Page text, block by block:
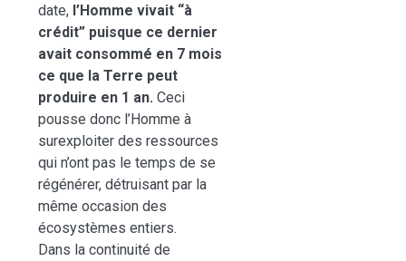
date, l’Homme vivait “à
crédit” puisque ce dernier
avait consommé en 7 mois
ce que la Terre peut
produire en 1 an. Ceci
pousse donc l’Homme à
surexploiter des ressources
qui n’ont pas le temps de se
régénérer, détruisant par la
même occasion des
écosystèmes entiers.
Dans la continuité de